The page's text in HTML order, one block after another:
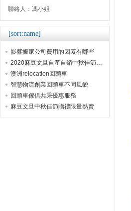
聯絡人：馮小姐
[sort:name]
影響搬家公司費用的因素有哪些
2020麻豆文旦自產自銷中秋佳節贈禮首選
澳洲relocation回頭車
智慧物流創業回頭車不同風貌
回頭車傢俱共乘優惠服務
麻豆文旦中秋佳節贈禮限量熱賣